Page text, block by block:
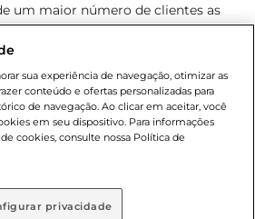
um maior número de clientes as
de produtos com preços
sua quantidade limitada por
e condições são exclusivos para
durante o dia de hoje, podendo
prévia notificação. Proibida a venda
menores de 18 anos, conforme
inciso II (Estatuto da Criança e do
para as compras on-line é de R$
sua experiência de navegação, otimizar as
conteúdo e ofertas personalizadas para
de navegação. Ao clicar em aceitar, você
em seu dispositivo. Para informações
cookies, consulte nossa Política de
privacidade